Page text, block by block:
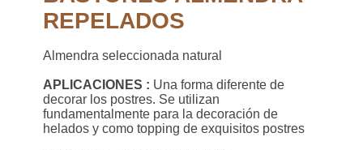
REPELADOS
Almendra seleccionada natural
APLICACIONES : Una forma diferente de
decorar los postres. Se utilizan
fundamentalmente para la decoración de
helados y como topping de exquisitos postres